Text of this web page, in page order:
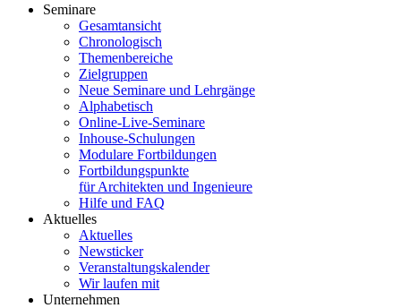
Seminare
Gesamtansicht
Chronologisch
Themenbereiche
Zielgruppen
Neue Seminare und Lehrgänge
Alphabetisch
Online-Live-Seminare
Inhouse-Schulungen
Modulare Fortbildungen
Fortbildungspunkte
für Architekten und Ingenieure
Hilfe und FAQ
Aktuelles
Aktuelles
Newsticker
Veranstaltungskalender
Wir laufen mit
Unternehmen